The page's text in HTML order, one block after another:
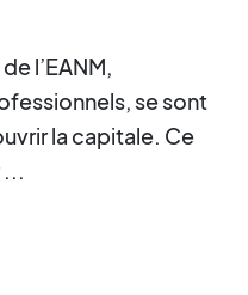
l’EANM,
se sont
la capitale. Ce
...